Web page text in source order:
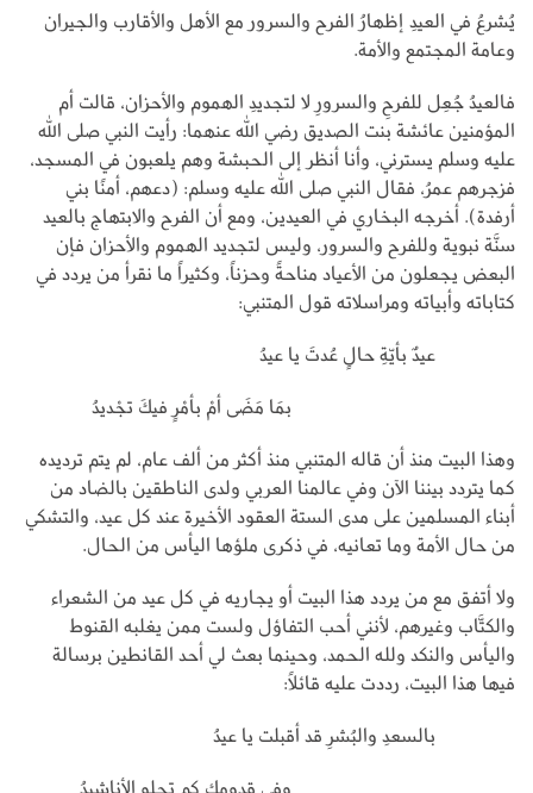
يُشرعُ في العيدِ إظهارُ الفرح والسرور مع الأهل والأقارب والجيران
وعامة المجتمع والأمة.
فالعيدُ جُعِل للفرحِ والسرورِ لا لتجديدِ الهموم والأحزان، قالت أم
المؤمنين عائشة بنت الصديق رضي الله عنهما: رأيت النبي صلى الله
عليه وسلم يسترني، وأنا أنظر إلى الحبشة وهم يلعبون في المسجد،
فزجرهم عمرُ، فقال النبي صلى الله عليه وسلم: (دعهم، أمنًا بني
أرفدة). أخرجه البخاري في العيدين، ومع أن الفرح والابتهاج بالعيد
سنَّة نبوية وللفرح والسرور، وليس لتجديد الهموم والأحزان فإن
البعض يجعلون من الأعياد مناحةً وحزناً، وكثيراً ما نقرأ من يردد في
كتاباته وأبياته ومراسلاته قول المتنبي:
عيدٌ بأيّةِ حالٍ عُدتَ يا عيدُ
بمَا مَضَى أمْ بأمْرٍ فيكَ تجْديدُ
وهذا البيت منذ أن قاله المتنبي منذ أكثر من ألف عام، لم يتم ترديده
كما يتردد بيننا الآن وفي عالمنا العربي ولدى الناطقين بالضاد من
أبناء المسلمين على مدى الستة العقود الأخيرة عند كل عيد، والتشكي
من حال الأمة وما تعانيه، في ذكرى ملؤها اليأس من الحال.
ولا أتفق مع من يردد هذا البيت أو يجاريه في كل عيد من الشعراء
والكتَّاب وغيرهم، لأنني أحب التفاؤل ولست ممن يغلبه القنوط
واليأس والنكد ولله الحمد، وحينما بعث لي أحد القانطين برسالة
فيها هذا البيت، رددت عليه قائلاً:
بالسعدِ والبُشرِ قد أقبلت يا عيدُ
وفي قدومك كم تحلو الأناشيدُ